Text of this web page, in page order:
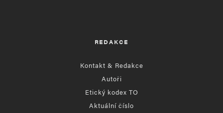
REDAKCE
Kontakt & Redakce
Autoři
Etický kodex TO
Aktuální číslo